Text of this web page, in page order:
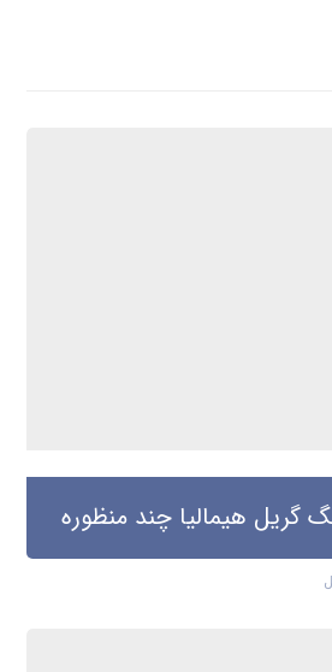
هیمالیا چند منظوره